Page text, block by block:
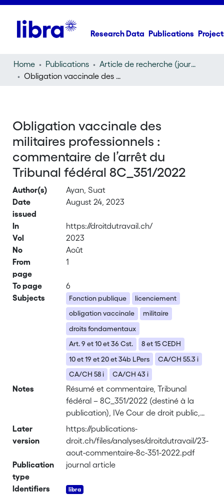
Research Data Publications
Home Publications
Article de recherche (journal article)
Obligation vaccinale des militaires professionnels : commentaire de l’arrêt du Tribunal fédéral 8C_351/2022
Obligation vaccinale des
militaires professionnels :
commentaire de l’arrêt du
Tribunal fédéral 8C_351/2022
Author(s)
Ayan, Suat
Date
issued
August 24, 2023
In
https://droitdutravail.ch/
Vol
2023
No
Août
From
page
1
To page
6
Subjects
Fonction publique
licenciement
obligation vaccinale
militaire
droits fondamentaux
Art. 9 et 10 et 36 Cst.
8 et 15 CEDH
10 et 19 et 20 et 34b LPers
CA/CH 55.3 i
CA/CH 58 i
CA/CH 43 i
Notes
Résumé et commentaire, Tribunal
fédéral – 8C_351/2022 (destiné à la
publication), IVe Cour de droit public,
Arrêt du 22 février 2023
Later
version
https://publications-
droit.ch/files/analyses/droitdutravail/23-
aout-commentaire-8c-351-2022.pdf
Publication
type
journal article
Identifiers